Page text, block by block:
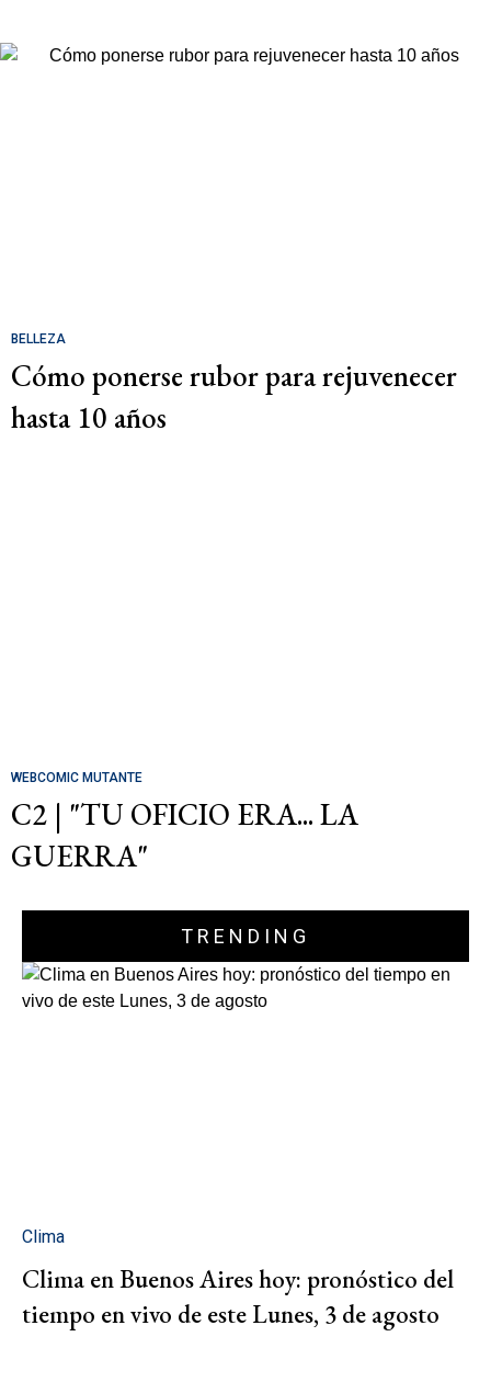
BELLEZA
Cómo ponerse rubor para rejuvenecer
hasta 10 años
WEBCOMIC MUTANTE
C2 | "TU OFICIO ERA... LA
GUERRA"
TRENDING
Clima
Clima en Buenos Aires hoy: pronóstico del
tiempo en vivo de este Lunes, 3 de agosto